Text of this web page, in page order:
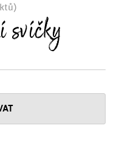
svíčky